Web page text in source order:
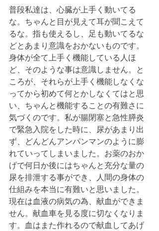
普段私達は、心臓が上手く動いてる
な。ちゃんと目が見えて耳が聞こえて
るな。指も使えるし、足も動いてるな
どとあまり意識をおかないものです。
身体が全て上手く機能している人ほ
ど、そのような事は意識しません。と
ころが、それらが上手く機能しなくな
ってから初めて何とかしなくてはと思
い、ちゃんと機能することの有難さに
気づくのです。私が腸閉塞と急性膵炎
で緊急入院をした時に、尿があまり出
ず、どんどんアンパンマンのように膨
れていってしまいました。お薬のおか
げで何日か後にはちゃんと充分な量の
尿を排泄する事ができ、人間の身体の
仕組みを本当に有難いと思いました。
現在は血液の病気の為、献血ができま
せん。献血車を見る度に切なくなりま
す。血はまた作れるので献血してあげ